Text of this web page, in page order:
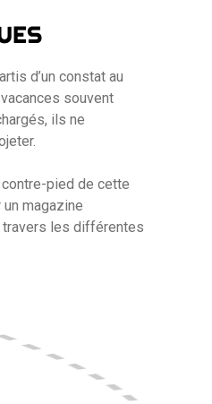
d’un constat au
souvent
ils ne
pied de cette
magazine
travers les différentes